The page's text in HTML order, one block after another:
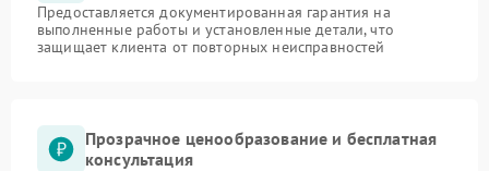
Предоставляется документированная гарантия на
выполненные работы и установленные детали, что
защищает клиента от повторных неисправностей
Прозрачное ценообразование и бесплатная
консультация